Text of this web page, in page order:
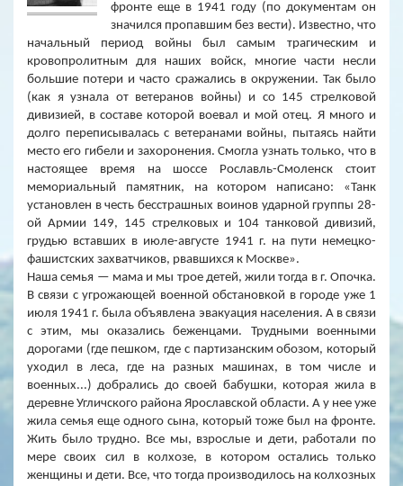
фронте еще в 1941 году (по документам он
значился про­павшим без вести). Известно, что
начальный период войны был самым трагическим и
кровопролитным для наших войск, многие части несли
большие потери и часто сражались в окружении. Так было
(как я узнала от ветеранов войны) и со 145 стрелковой
дивизией, в составе которой воевал и мой отец. Я много и
долго переписывалась с ветеранами вой­ны, пытаясь найти
место его гибели и захоронения. Смогла узнать толь­ко, что в
настоящее время на шоссе Рославль-Смоленск стоит
мемори­альный памятник, на котором написано: «Танк
установлен в честь бесстрашных воинов ударной группы 28-
ой Армии 149, 145 стрелковых и 104 танковой дивизий,
грудью вставших в июле-августе 1941 г. на пути немецко-
фашистских захватчиков, рвавшихся к Москве».
Наша семья — мама и мы трое детей, жили тогда в г. Опочка.
В связи с угрожающей военной обстановкой в городе уже 1
июля 1941 г. была объявлена эвакуация населения. А в связи
с этим, мы оказались беженцами. Трудными военными
дорогами (где пешком, где с парти­занским обозом, который
уходил в леса, где на разных машинах, в том числе и
военных...) добрались до своей бабушки, которая жила в
дерев­не Угличского района Ярославской области. А у нее уже
жила семья еще одного сына, который тоже был на фронте.
Жить было трудно. Все мы, взрослые и дети, работали по
мере своих сил в колхозе, в котором остались только
женщины и дети. Все, что тогда производилось на колхозных